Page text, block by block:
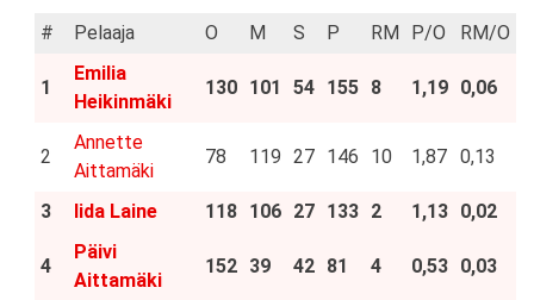
# Pelaaja O M S P RM P/O RM/O
1
Emilia
Heikinmäki
130 101 54 155 8 1,19 0,06
2
Annette
Aittamäki
78 119 27 146 10 1,87 0,13
3 Iida Laine 118 106 27 133 2 1,13 0,02
4
Päivi
Aittamäki
152 39 42 81 4 0,53 0,03